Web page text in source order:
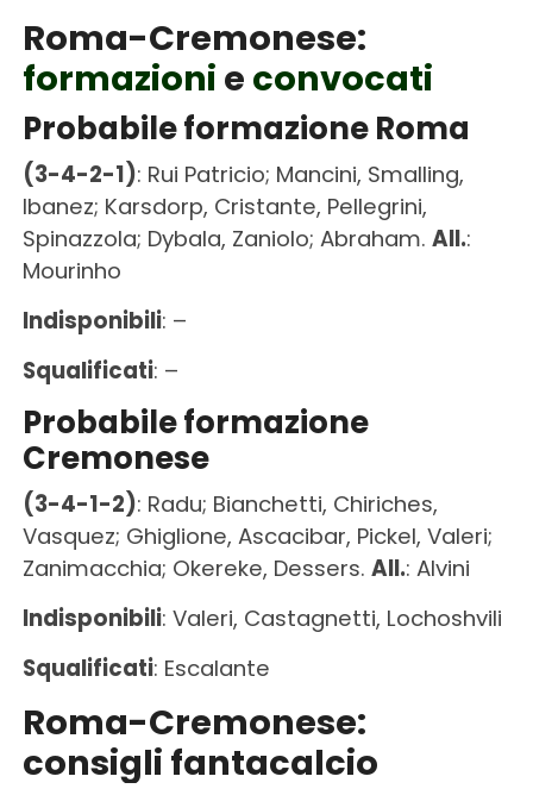
Roma-Cremonese:
formazioni e convocati
Probabile formazione Roma
(3-4-2-1): Rui Patricio; Mancini, Smalling,
Ibanez; Karsdorp, Cristante, Pellegrini,
Spinazzola; Dybala, Zaniolo; Abraham. All.:
Mourinho
Indisponibili: –
Squalificati: –
Probabile formazione
Cremonese
(3-4-1-2): Radu; Bianchetti, Chiriches,
Vasquez; Ghiglione, Ascacibar, Pickel, Valeri;
Zanimacchia; Okereke, Dessers. All.: Alvini
Indisponibili: Valeri, Castagnetti, Lochoshvili
Squalificati: Escalante
Roma-Cremonese:
consigli fantacalcio